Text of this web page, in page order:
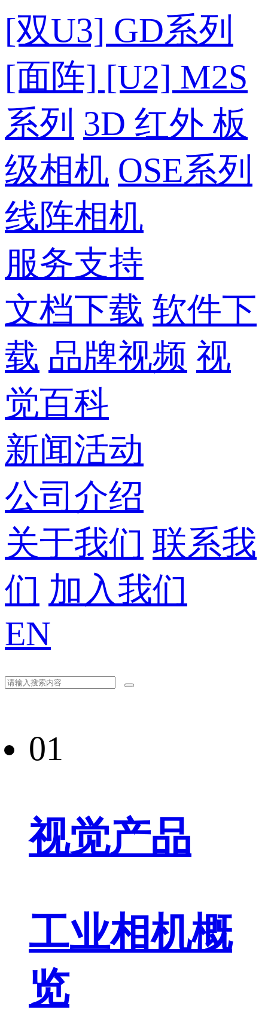
[双U3] GD系列
[面阵] [U2] M2S
系列 3D 红外 板
级相机 OSE系列
线阵相机
服务支持
文档下载 软件下
载 品牌视频 视
觉百科
新闻活动
公司介绍
关于我们 联系我
们 加入我们
EN
01
视觉产品
工业相机概
览